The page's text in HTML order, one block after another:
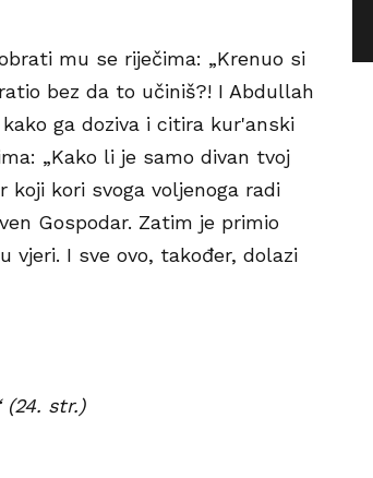
mu se riječima: „Krenuo si
bez da to učiniš?! I Abdullah
ga doziva i citira kur'anski
„Kako li je samo divan tvoj
koji kori svoga voljenoga radi
Gospodar. Zatim je primio
vjeri. I sve ovo, također, dolazi
(24. str.)